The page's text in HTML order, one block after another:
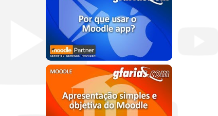
ESTRATÉGIA
clique para assistir
MOODLE
clique para assistir